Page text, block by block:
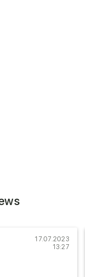
17.07.2023
13:27